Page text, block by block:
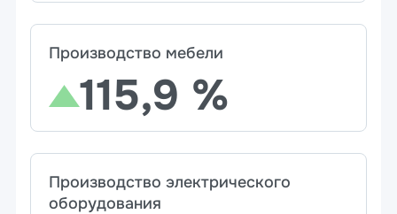
Производство мебели
115,9 %
Производство электрического
оборудования